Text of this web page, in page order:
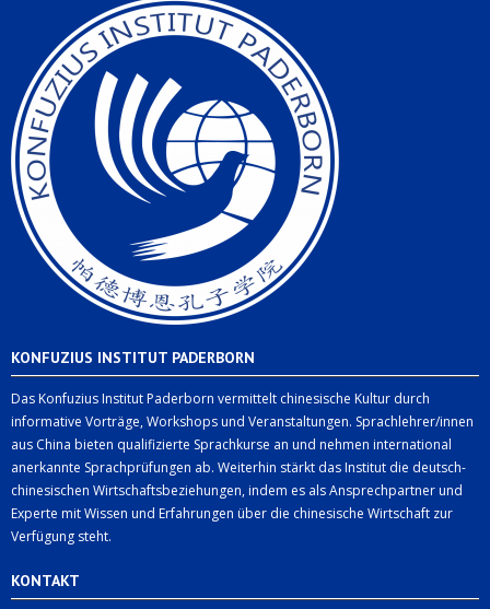
KONFUZIUS INSTITUT PADERBORN
Das Konfuzius Institut Paderborn vermittelt chinesische Kultur durch
informative Vorträge, Workshops und Veranstaltungen. Sprachlehrer/innen
aus China bieten qualifizierte Sprachkurse an und nehmen international
anerkannte Sprachprüfungen ab. Weiterhin stärkt das Institut die deutsch-
chinesischen Wirtschaftsbeziehungen, indem es als Ansprechpartner und
Experte mit Wissen und Erfahrungen über die chinesische Wirtschaft zur
Verfügung steht.
KONTAKT